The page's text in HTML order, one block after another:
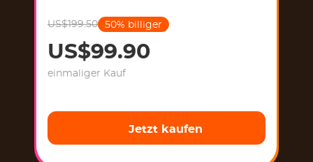
US$199.50 50% billiger
US$99.90
einmaliger Kauf
Jetzt kaufen